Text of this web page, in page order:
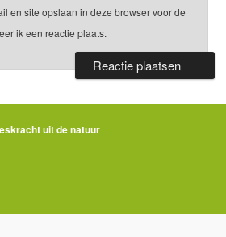
en site opslaan in deze browser voor de
ik een reactie plaats.
uit de natuur